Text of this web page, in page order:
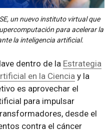
un nuevo instituto virtual que
para acelerar la
la inteligencia artificial.
dentro de la Estrategia
en la Cienciay la
es aprovechar el
para impulsar
desde el
contra el cáncer